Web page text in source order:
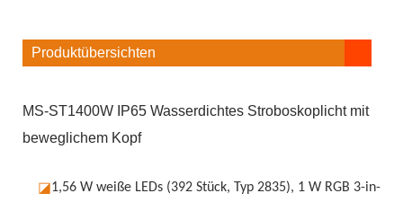
Produktübersichten
MS-ST1400W IP65 Wasserdichtes Stroboskoplicht mit
beweglichem Kopf
◪1,56 W weiße LEDs (392 Stück, Typ 2835), 1 W RGB 3-in-1